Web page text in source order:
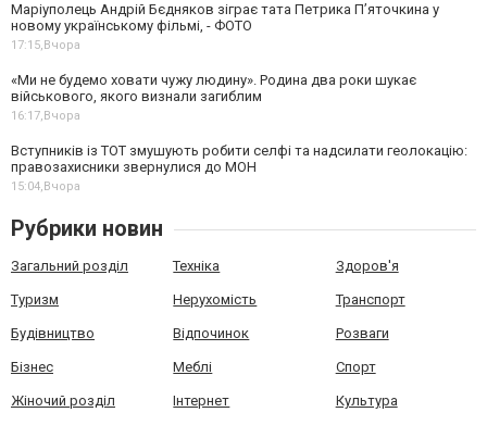
Маріуполець Андрій Бєдняков зіграє тата Петрика П’яточкина у
новому українському фільмі, - ФОТО
17:15,Вчора
«Ми не будемо ховати чужу людину». Родина два роки шукає
військового, якого визнали загиблим
16:17,Вчора
Вступників із ТОТ змушують робити селфі та надсилати геолокацію:
правозахисники звернулися до МОН
15:04,Вчора
Рубрики новин
Загальний розділ Техніка Здоров'я
Туризм Нерухомість Транспорт
Будівництво Відпочинок Розваги
Бізнес Меблі Спорт
Жіночий розділ Інтернет Культура